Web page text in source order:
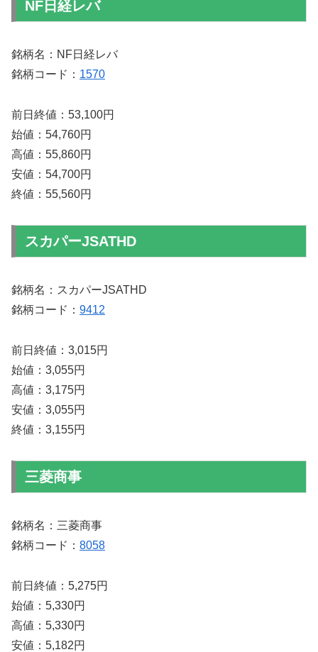
NF日経レバ
銘柄名：NF日経レバ
銘柄コード： 1570
前日終値：53,100円
始値：54,760円
高値：55,860円
安値：54,700円
終値：55,560円
スカパーJSATHD
銘柄名：スカパーJSATHD
銘柄コード： 9412
前日終値：3,015円
始値：3,055円
高値：3,175円
安値：3,055円
終値：3,155円
三菱商事
銘柄名：三菱商事
銘柄コード： 8058
前日終値：5,275円
始値：5,330円
高値：5,330円
安値：5,182円